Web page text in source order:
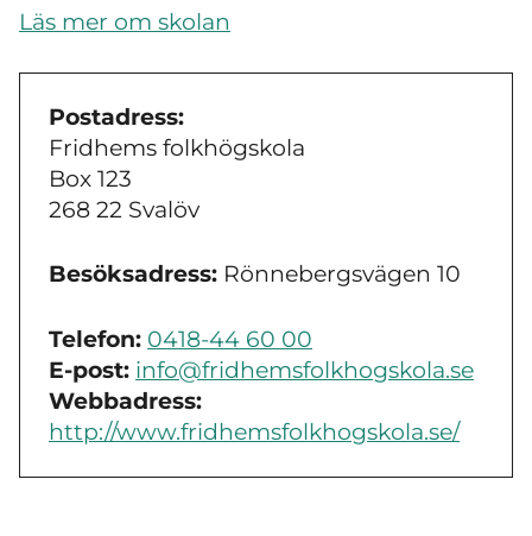
Läs mer om skolan
Postadress:
Fridhems folkhögskola
Box 123
268 22 Svalöv
Besöksadress: Rönnebergsvägen 10
Telefon: 0418-44 60 00
E-post: info@fridhemsfolkhogskola.se
Webbadress:
http://www.fridhemsfolkhogskola.se/